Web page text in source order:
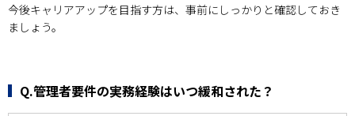
今後キャリアアップを目指す方は、事前にしっかりと確認しておき
ましょう。
Q.管理者要件の実務経験はいつ緩和された？